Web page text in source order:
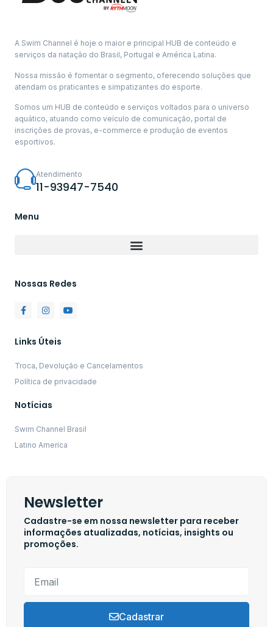
A Swim Channel é hoje o maior e principal HUB de conteúdo e
serviços da natação do Brasil, Portugal e América Latina.
Nossa missão é fomentar o segmento, oferecendo soluções que
atendam os praticantes e simpatizantes do esporte.
Somos um HUB de conteúdo e serviços voltados para o universo
aquático, atuando como veículo de comunicação, portal de
inscrições de provas, e-commerce e produção de eventos
esportivos.
Atendimento
11-93947-7540
Menu
Nossas Redes
Links Úteis
Troca, Devolução e Cancelamentos
Política de privacidade
Notícias
Swim Channel Brasil
Latino America
Newsletter
Cadastre-se em nossa newsletter para receber
informações atualizadas, notícias, insights ou
promoções.
Cadastrar